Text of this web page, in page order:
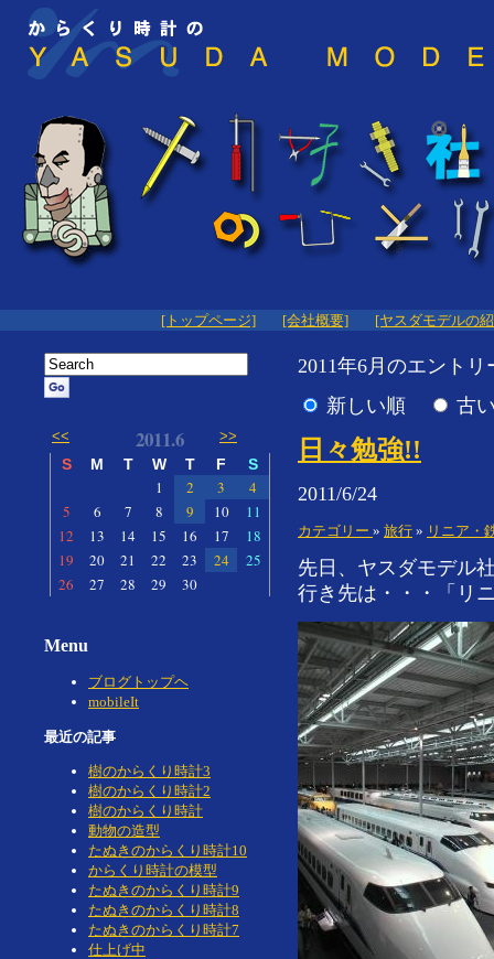
[トップページ] [会社概要] [ヤスダモデルの
2011年6月のエント
新しい順
古
日々勉強!!
2011/6/24
カテゴリー » 旅行 » リニア・
先日、ヤスダモデル
行き先は・・・「リ
<< 2011.6 >>
S M T W T F S
1 2 3
4
5
6 7 8 9 10
11
12
13 14 15 16 17
18
19
20 21 22 23 24
25
26
27 28 29 30
Menu
ブログトップヘ
mobileIt
最近の記事
樹のからくり時計3
樹のからくり時計2
樹のからくり時計
動物の造型
たぬきのからくり時計10
からくり時計の模型
たぬきのからくり時計9
たぬきのからくり時計8
たぬきのからくり時計7
仕上げ中